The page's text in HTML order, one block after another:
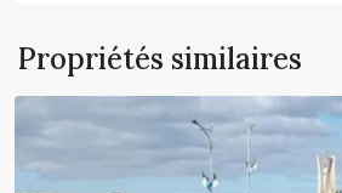
Propriétés similaires
Kouba